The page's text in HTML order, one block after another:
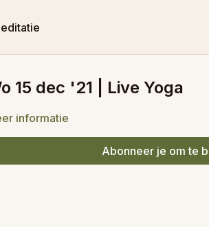
15 dec '21 | Live Yoga
informatie
Abonneer je om te